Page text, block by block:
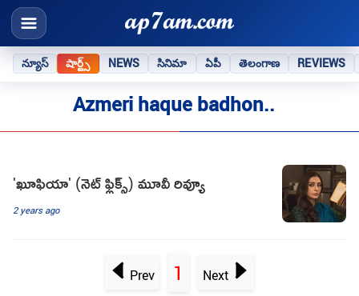
న్యూస్ షార్ట్స్ NEWS సినిమా ఏపీ తెలంగాణ REVIEWS
Azmeri haque badhon..
'ఖూఫియా' (నెట్ ఫ్లిక్స్) మూవీ రివ్యూ
2 years ago
Prev 1 Next